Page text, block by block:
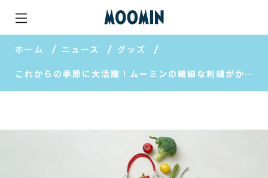
ホーム ニュース グッズ
これからの季節に大活躍！ムーミンの繊細な刺繍がかわいい保冷・保温バッグが仲間入り